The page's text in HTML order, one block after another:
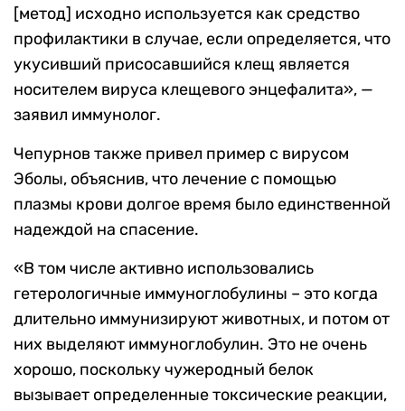
[метод] исходно используется как средство
профилактики в случае, если определяется, что
укусивший присосавшийся клещ является
носителем вируса клещевого энцефалита», —
заявил иммунолог.
Чепурнов также привел пример с вирусом
Эболы, объяснив, что лечение с помощью
плазмы крови долгое время было единственной
надеждой на спасение.
«В том числе активно использовались
гетерологичные иммуноглобулины – это когда
длительно иммунизируют животных, и потом от
них выделяют иммуноглобулин. Это не очень
хорошо, поскольку чужеродный белок
вызывает определенные токсические реакции,